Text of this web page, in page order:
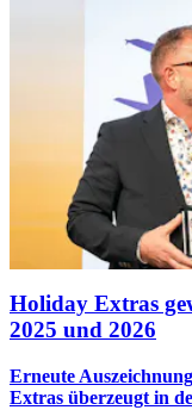
Holiday Extras
2025 und 2026
Erneute
Extras überzeugt in